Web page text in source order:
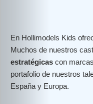
En Hollimodels Kids
Muchos de nuestros
estratégicascon
portafolio de nuestros
España y Europa.